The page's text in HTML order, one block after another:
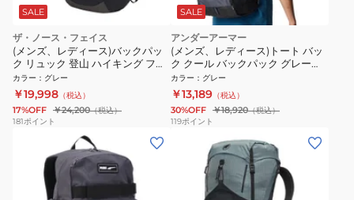
SALE
ザ・ノース・フェイス
(メンズ、レディース)バックパッ
ク リュック 登山 ハイキング ファ
クター 28 NM62602 GG
カラー ： グレー
￥19,998 （税込）
17%OFF ￥24,200（税込）
181ポイント
SALE
アンダーアーマー
(メンズ、レディース)トート バッ
ク クール バックパック グレー
4.0 30L 6012654 025
カラー ： グレー
￥13,189 （税込）
30%OFF ￥18,920（税込）
119ポイント